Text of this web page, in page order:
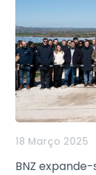
18 Março 2025
BNZ